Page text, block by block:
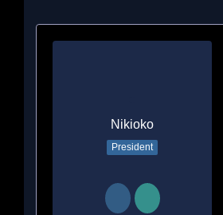
Nikioko
President